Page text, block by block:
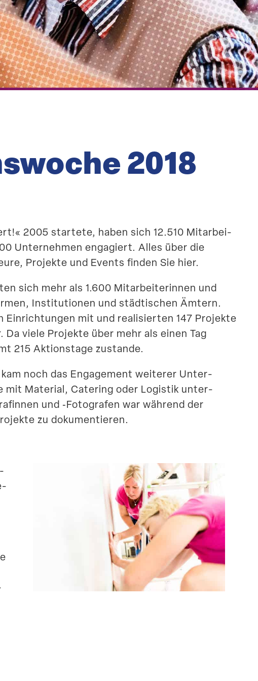
2018
2005 startete, haben sich 12.510 Mitar­bei­
Unter­nehmen engagiert. Alles über die
Projekte und Events finden Sie hier.
sich mehr als 1.600 Mitar­bei­te­rinnen und
Insti­tu­tionen und städti­schen Ämtern.
Einrich­tungen mit und reali­sierten 147 Projekte
viele Projekte über mehr als einen Tag
215 Aktionstage zustande.
noch das Engagement weiterer Unter­
mit Material, Catering oder Logistik unter­
und ‑Fotografen war während der
zu dokumentieren.